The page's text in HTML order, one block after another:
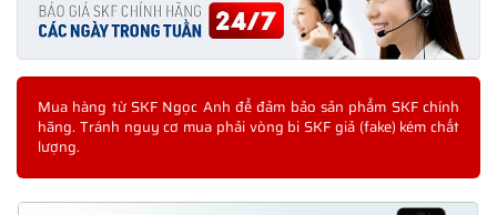
Mua hàng từ SKF Ngọc Anh để đảm bảo sản phẩm SKF chính
hãng. Tránh nguy cơ mua phải vòng bi SKF giả (fake) kém chất
lượng.